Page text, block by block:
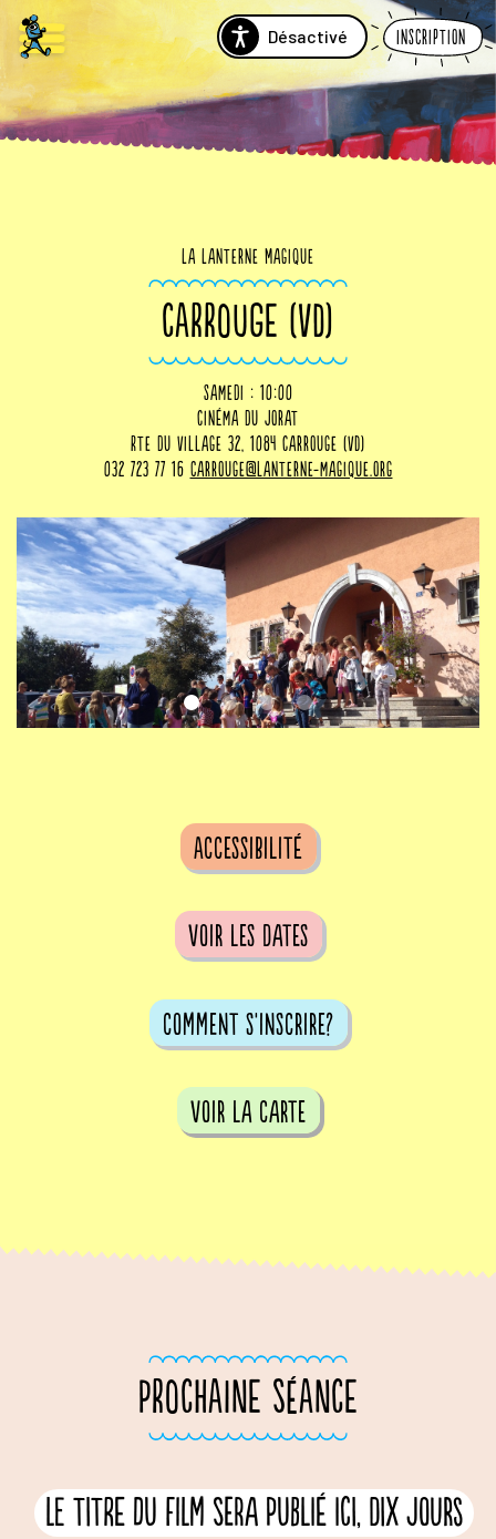
Désactivé Inscription
La Lanterne Magique
CARROUGE (VD)
samedi : 10:00
Cinéma du Jorat
Rte du Village 32, 1084 Carrouge (VD)
032 723 77 16 carrouge@lanterne-magique.org
Accessibilité
voir les dates
comment s'inscrire?
voir la carte
PROCHAINE SÉANCE
Le titre du film sera publié ici, dix jours